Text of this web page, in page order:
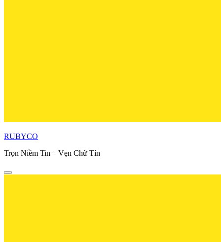
RUBYCO
Trọn Niềm Tin – Vẹn Chữ Tín